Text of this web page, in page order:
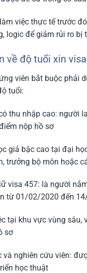
việc thực tế trước
logic để giảm rủi ro bị
về độ tuổi xin
viên bắt buộc phải
tuổi:
thu nhập cao: người
nộp hồ sơ
giả bậc cao tại đại
trưởng bộ môn hoặc
visa 457: là người
từ 01/02/2020 đến
tại khu vực vùng sâu,
sơ
và nghiên cứu viên:
học thuật